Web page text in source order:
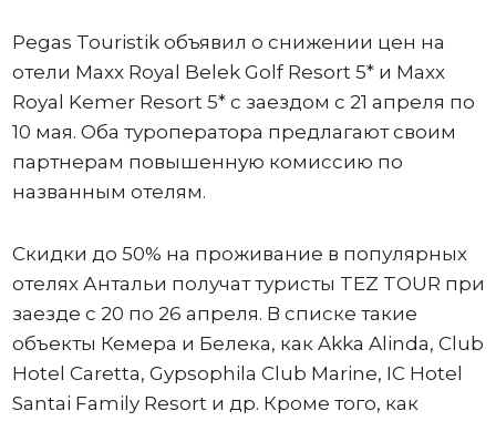
Pegas Touristik объявил о снижении цен на
отели Maxx Royal Belek Golf Resort 5* и Maxx
Royal Kemer Resort 5* с заездом с 21 апреля по
10 мая. Оба туроператора предлагают своим
партнерам повышенную комиссию по
названным отелям.
Скидки до 50% на проживание в популярных
отелях Антальи получат туристы TEZ TOUR при
заезде с 20 по 26 апреля. В списке такие
объекты Кемера и Белека, как Akka Alinda, Club
Hotel Caretta, Gypsophila Club Marine, IC Hotel
Santai Family Resort и др. Кроме того, как